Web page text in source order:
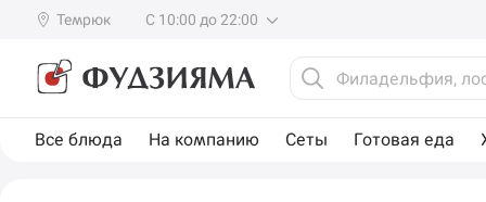
Темрюк С 10:00 до 22:00
Все блюда На компанию Сеты Готовая еда